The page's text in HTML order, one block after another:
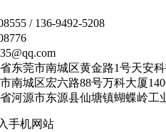
/ 136-9492-5208
东莞市南城区黄金路1号天安科
南城区宏六路88号万科大厦
河源市东源县仙塘镇蝴蝶岭工
手机网站